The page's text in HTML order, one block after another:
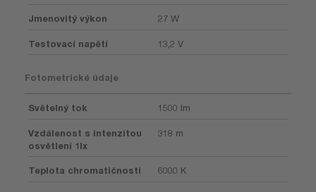
Jmenovitý výkon 27 W
Testovací napětí 13,2 V
Fotometrické údaje
Světelný tok 1500 lm
Vzdálenost s intenzitou
osvětlení 1lx
318 m
Teplota chromatičnosti 6000 K